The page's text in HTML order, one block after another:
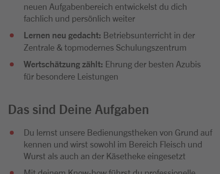
neuen Aufgabenbereich entwickelst du dich
fachlich und persönlich weiter
Lernen neu gedacht: Betriebsunterricht in der
Zentrale & topmodernes Schulungszentrum
Wertschätzung zählt: Ehrung der besten Azubis
für besondere Leistungen
Das sind Deine Aufgaben
Du lernst unsere Bedienungstheken von Grund auf
kennen und wirst sowohl im Bereich Fleisch und
Wurst als auch an der Käsetheke eingesetzt